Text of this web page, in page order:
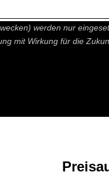
die Ihnen ein
werden nur
mit Wirkung für die